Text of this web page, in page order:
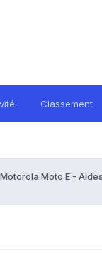
Classement
Motorola Moto E -